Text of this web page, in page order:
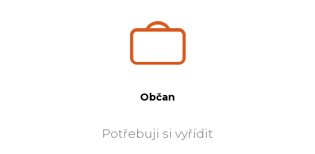
Občan
Potřebuji si vyřídit